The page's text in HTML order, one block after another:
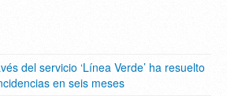
del servicio ‘Línea Verde’ ha resuelto
en seis meses